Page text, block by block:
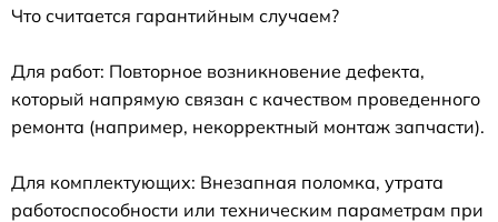
Что считается гарантийным случаем?
Для работ: Повторное возникновение дефекта,
который напрямую связан с качеством проведенного
ремонта (например, некорректный монтаж запчасти).
Для комплектующих: Внезапная поломка, утрата
работоспособности или техническим параметрам при